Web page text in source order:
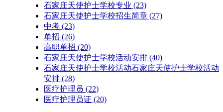
石家庄天使护士学校专业 (23)
石家庄天使护士学校招生简章 (27)
中考 (23)
单招 (26)
高职单招 (20)
石家庄天使护士学校活动安排 (40)
石家庄天使护士学校活动石家庄天使护士学校活动
安排 (28)
医疗护理员 (22)
医疗护理员证 (20)